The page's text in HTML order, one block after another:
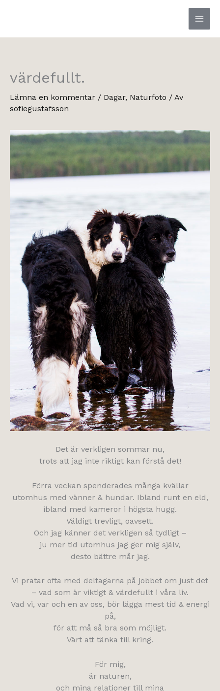
värdefullt.
Lämna en kommentar / Dagar, Naturfoto / Av
sofiegustafsson
Det är verkligen sommar nu,
trots att jag inte riktigt kan förstå det!
Förra veckan spenderades många kvällar
utomhus med vänner & hundar. Ibland runt en eld,
ibland med kameror i högsta hugg.
Väldigt trevligt, oavsett.
Och jag känner det verkligen så tydligt –
ju mer tid utomhus jag ger mig själv,
desto bättre mår jag.
Vi pratar ofta med deltagarna på jobbet om just det
– vad som är viktigt & värdefullt i våra liv.
Vad vi, var och en av oss, bör lägga mest tid & energi
på,
för att må så bra som möjligt.
Värt att tänka till kring.
För mig,
är naturen,
och mina relationer till mina